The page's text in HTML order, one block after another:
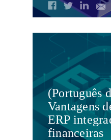
(Português
Vantagens
ERP
financeiras